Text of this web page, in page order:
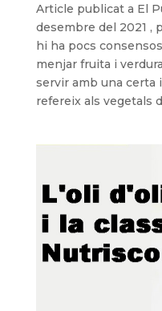
Article publicat a El
desembre del 2021 ,
hi ha pocs
menjar fruita i
servir amb una certa
refereix als vegetals